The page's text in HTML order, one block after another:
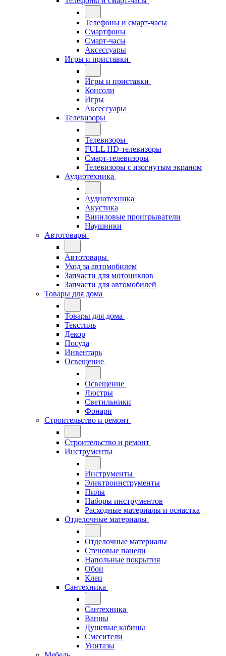
Телефоны и смарт-часы
Смартфоны
Смарт-часы
Аксессуары
Игры и приставки
Игры и приставки
Консоли
Игры
Аксессуары
Телевизоры
Телевизоры
FULL HD-телевизоры
Смарт-телевизоры
Телевизоры с изогнутым экраном
Аудиотехника
Аудиотехника
Акустика
Виниловые проигрыватели
Наушники
Автотовары
Автотовары
Уход за автомобилем
Запчасти для мотоциклов
Запчасти для автомобилей
Товары для дома
Товары для дома
Текстиль
Декор
Посуда
Инвентарь
Освещение
Освещение
Люстры
Светильники
Фонари
Строительство и ремонт
Строительство и ремонт
Инструменты
Инструменты
Электроинструменты
Пилы
Наборы инструментов
Расходные материалы и оснастка
Отделочные материалы
Отделочные материалы
Стеновые панели
Напольные покрытия
Обои
Клеи
Сантехника
Сантехника
Ванны
Душевые кабины
Смесители
Унитазы